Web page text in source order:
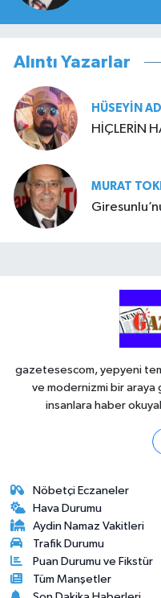
Alıntı Yazarlar
HÜSEYIN
HİÇLERİN
MURAT
gazetesescom, yepyeni
ve modernizmi bir araya
insanlara haber
Nöbetçi Eczaneler
Hava Durumu
Aydin Namaz Vakitleri
Trafik Durumu
Puan Durumu ve Fikstür
Tüm Manşetler